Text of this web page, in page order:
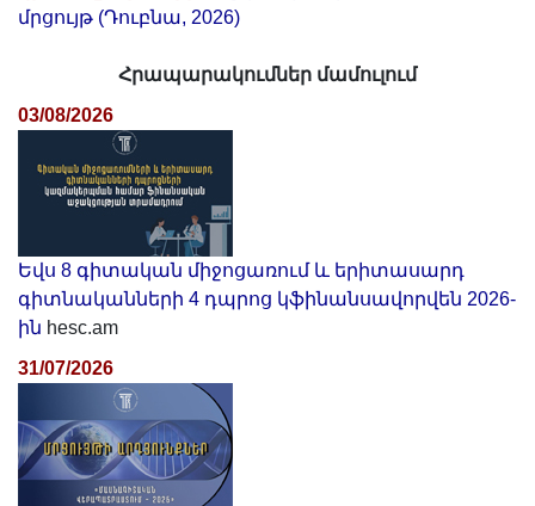
մրցույթ (Դուբնա, 2026)
Հրապարակումներ մամուլում
03/08/2026
Եվս 8 գիտական միջոցառում և երիտասարդ
գիտնականների 4 դպրոց կֆինանսավորվեն 2026-
ին hesc.am
31/07/2026